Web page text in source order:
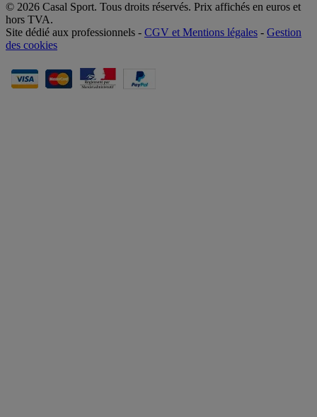
© 2026 Casal Sport. Tous droits réservés. Prix affichés en euros et
hors TVA.
Site dédié aux professionnels - CGV et Mentions légales - Gestion
des cookies